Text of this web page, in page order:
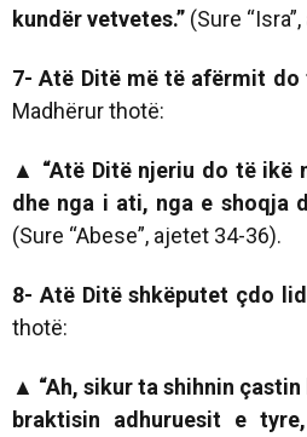
kundër vetvetes.” (Sure
7- Atë Ditë më të afërmit
Madhërur thotë:
▲ “Atë Ditë njeriu do të ikë
dhe nga i ati, nga e shoqja
(Sure “Abese”, ajetet 34-36).
8- Atë Ditë shkëputet çdo
thotë:
▲ “Ah, sikur ta shihnin
braktisin adhuruesit e